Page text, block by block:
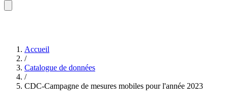
Accueil
/
Catalogue de données
/
CDC-Campagne de mesures mobiles pour l'année 2023